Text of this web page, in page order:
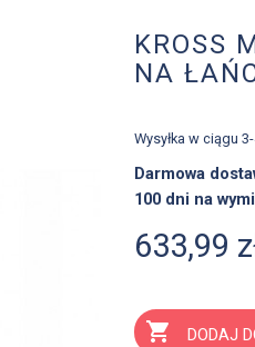
KROSS
NA
Wysyłka w ciągu
Darmowa
100 dni na
633,99
 DODAJ